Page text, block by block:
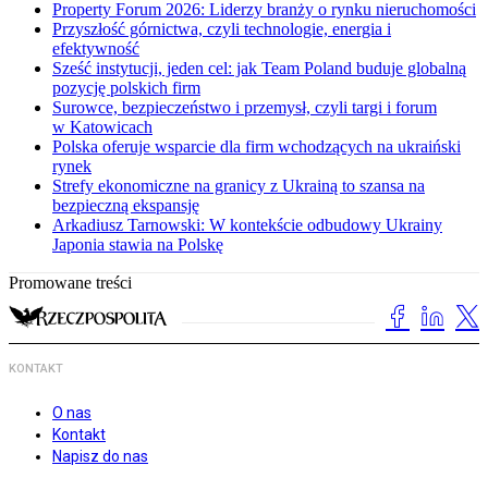
Property Forum 2026: Liderzy branży o rynku nieruchomości
Przyszłość górnictwa, czyli technologie, energia i
efektywność
Sześć instytucji, jeden cel: jak Team Poland buduje globalną
pozycję polskich firm
Surowce, bezpieczeństwo i przemysł, czyli targi i forum
w Katowicach
Polska oferuje wsparcie dla firm wchodzących na ukraiński
rynek
Strefy ekonomiczne na granicy z Ukrainą to szansa na
bezpieczną ekspansję
Arkadiusz Tarnowski: W kontekście odbudowy Ukrainy
Japonia stawia na Polskę
Promowane treści
KONTAKT
O nas
Kontakt
Napisz do nas